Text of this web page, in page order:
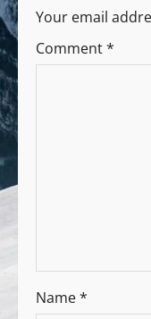
Your email
Comment*
Name*